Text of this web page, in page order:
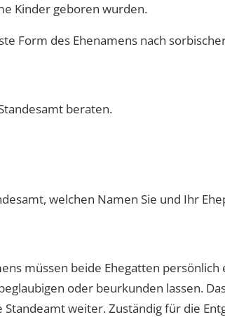
Kinder geboren wurden.
Form des Ehenamens nach
beraten.
welchen Namen Sie und Ihr
müssen beide Ehegatten
oder beurkunden lassen.
weiter. Zuständig für die